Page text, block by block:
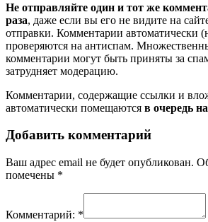
Не отправляйте один и тот же
раза, даже если вы его не видите на
отправки. Комментарии автоматически
проверяются на антиспам.
комментарии могут быть приняты за
затрудняет модерацию.
Комментарии, содержащие ссылки и
автоматически помещаются в очередь
Добавить комментарий
Ваш адрес email не будет опубликован.
помечены *
Комментарий: *